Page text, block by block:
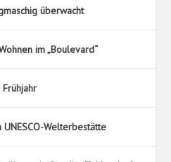
überwacht
im „Boulevard“
Welterbestätte